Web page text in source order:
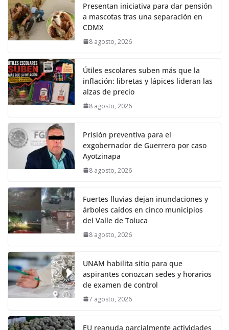
Presentan iniciativa para dar pensión
a mascotas tras una separación en
CDMX
8 agosto, 2026
Útiles escolares suben más que la
inflación: libretas y lápices lideran las
alzas de precio
8 agosto, 2026
Prisión preventiva para el
exgobernador de Guerrero por caso
Ayotzinapa
8 agosto, 2026
Fuertes lluvias dejan inundaciones y
árboles caídos en cinco municipios
del Valle de Toluca
8 agosto, 2026
UNAM habilita sitio para que
aspirantes conozcan sedes y horarios
de examen de control
7 agosto, 2026
EU reanuda parcialmente actividades